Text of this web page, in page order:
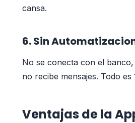
cansa.
6. Sin
No se conecta con el
no recibe mensajes. Todo es
Ventajas de la